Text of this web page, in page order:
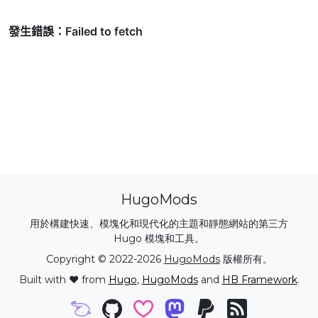
HugoMods
用於構建快速、模塊化和現代化的主題和靜態網站的第三方
Hugo 模塊和工具。
Copyright © 2022-2026 HugoMods版權所有。
Built with ❤️ from Hugo, HugoModsand HB Framework.